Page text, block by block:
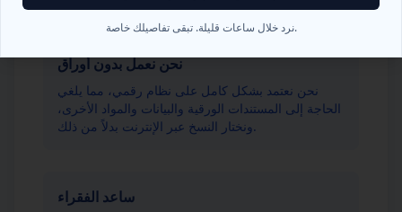
نحن نعمل بدون أوراق
نحن نعتمد بشكل كامل على نظام رقمي، مما يلغي
الحاجة إلى المستندات الورقية والبيانات والمواد الأخرى،
ونختار النسخ عبر الإنترنت بدلاً من ذلك.
ساعد الفقراء
نرد خلال ساعات قليلة. تبقى تفاصيلك خاصة.